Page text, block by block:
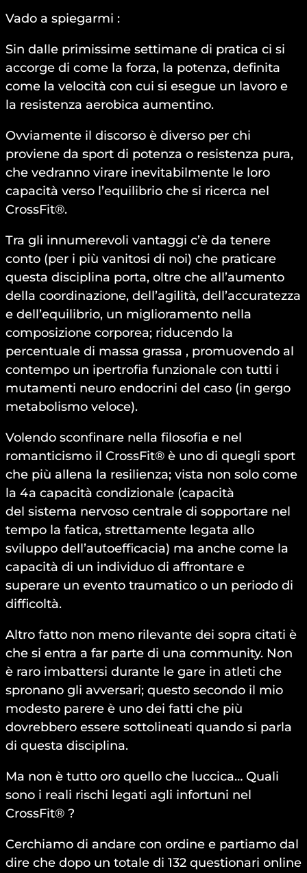
Vado a spiegarmi :
Sin dalle primissime settimane di pratica ci si
accorge di come la forza, la potenza, definita
come la velocità con cui si esegue un lavoro e
la resistenza aerobica aumentino.
Ovviamente il discorso è diverso per chi
proviene da sport di potenza o resistenza pura,
che vedranno virare inevitabilmente le loro
capacità verso l’equilibrio che si ricerca nel
CrossFit®.
Tra gli innumerevoli vantaggi c’è da tenere
conto (per i più vanitosi di noi) che praticare
questa disciplina porta, oltre che all’aumento
della coordinazione, dell’agilità, dell’accuratezza
e dell’equilibrio, un miglioramento nella
composizione corporea; riducendo la
percentuale di massa grassa , promuovendo al
contempo un ipertrofia funzionale con tutti i
mutamenti neuro endocrini del caso (in gergo
metabolismo veloce).
Volendo sconfinare nella filosofia e nel
romanticismo il CrossFit® è uno di quegli sport
che più allena la resilienza; vista non solo come
la 4a capacità condizionale (capacità
del sistema nervoso centrale di sopportare nel
tempo la fatica, strettamente legata allo
sviluppo dell’autoefficacia) ma anche come la
capacità di un individuo di affrontare e
superare un evento traumatico o un periodo di
difficoltà.
Altro fatto non meno rilevante dei sopra citati è
che si entra a far parte di una community. Non
è raro imbattersi durante le gare in atleti che
spronano gli avversari; questo secondo il mio
modesto parere è uno dei fatti che più
dovrebbero essere sottolineati quando si parla
di questa disciplina.
Ma non è tutto oro quello che luccica… Quali
sono i reali rischi legati agli infortuni nel
CrossFit® ?
Cerchiamo di andare con ordine e partiamo dal
dire che dopo un totale di 132 questionari online